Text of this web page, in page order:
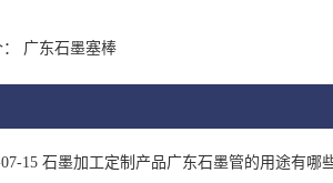
广东石墨塞棒
15 石墨加工定制产品广东石墨管的用途有哪